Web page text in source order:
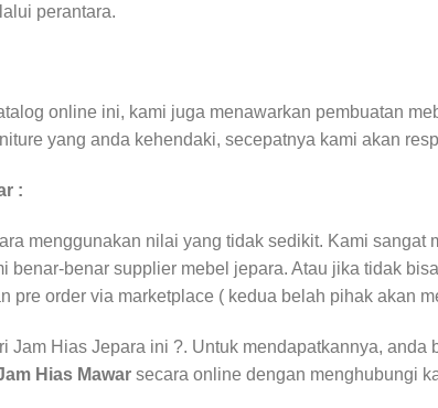
perantara.
online ini, kami juga menawarkan pembuatan
yang anda kehendaki, secepatnya kami akan
:
menggunakan nilai yang tidak sedikit. Kami sangat
benar-benar supplier mebel jepara. Atau jika tidak
pre order via marketplace ( kedua belah pihak akan
Jam Hias Jepara ini ?. Untuk mendapatkannya,
Hias Mawar secara online dengan menghubungi